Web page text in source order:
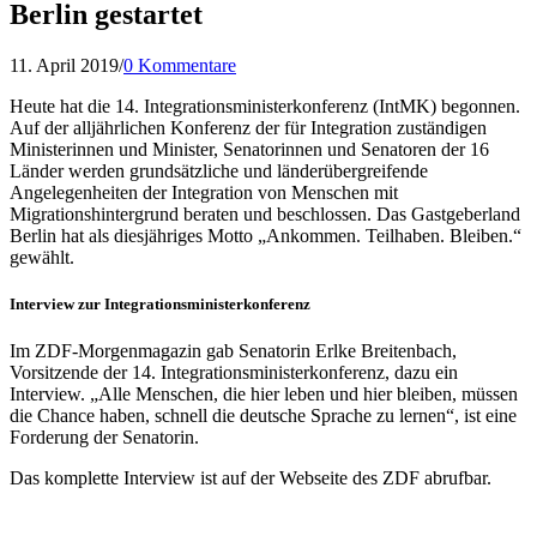
Berlin gestartet
11. April 2019/0 Kommentare
Heute hat die 14. Integrationsministerkonferenz (IntMK) begonnen.
Auf der alljährlichen Konferenz der für Integration zuständigen
Ministerinnen und Minister, Senatorinnen und Senatoren der 16
Länder werden grundsätzliche und länderübergreifende
Angelegenheiten der Integration von Menschen mit
Migrationshintergrund beraten und beschlossen. Das Gastgeberland
Berlin hat als diesjähriges Motto „Ankommen. Teilhaben. Bleiben.“
gewählt.
Interview zur Integrationsministerkonferenz
Im ZDF-Morgenmagazin gab Senatorin Erlke Breitenbach,
Vorsitzende der 14. Integrationsministerkonferenz, dazu ein
Interview. „Alle Menschen, die hier leben und hier bleiben, müssen
die Chance haben, schnell die deutsche Sprache zu lernen“, ist eine
Forderung der Senatorin.
Das komplette Interview ist auf der Webseite des ZDF abrufbar.